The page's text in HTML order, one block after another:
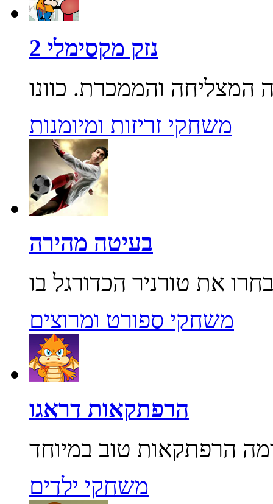
נזק מקסימלי 2
משחקי זריזות ומיומנות
בעיטה מהירה
משחקי ספורט ומרוצים
הרפתקאות דראגו
משחקי ילדים